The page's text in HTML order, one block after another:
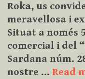
Roka, us
meravellosa i
Situat a només
comercial i del
Sardana núm.
nostre … Read